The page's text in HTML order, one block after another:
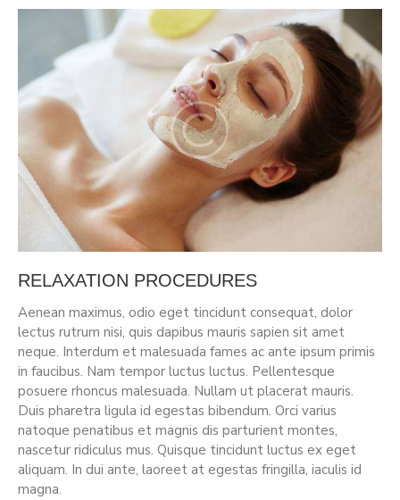
RELAXATION PROCEDURES
Aenean maximus, odio eget tincidunt consequat, dolor
lectus rutrum nisi, quis dapibus mauris sapien sit amet
neque. Interdum et malesuada fames ac ante ipsum primis
in faucibus. Nam tempor luctus luctus. Pellentesque
posuere rhoncus malesuada. Nullam ut placerat mauris.
Duis pharetra ligula id egestas bibendum. Orci varius
natoque penatibus et magnis dis parturient montes,
nascetur ridiculus mus. Quisque tincidunt luctus ex eget
aliquam. In dui ante, laoreet at egestas fringilla, iaculis id
magna.